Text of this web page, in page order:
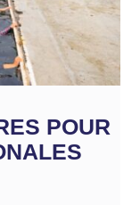
POUR